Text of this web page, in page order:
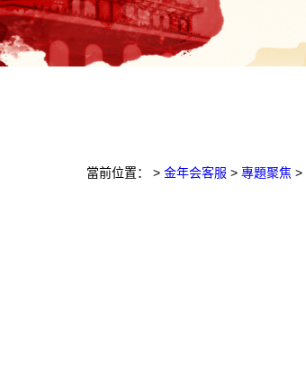
當前位置： > 金年会客服 > 專題聚焦 >